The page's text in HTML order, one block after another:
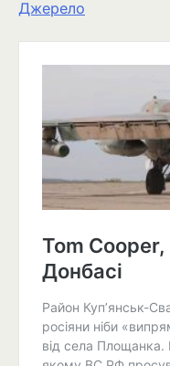
Джерело